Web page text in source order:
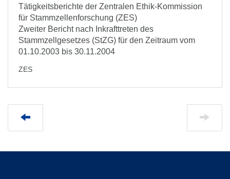
Tätigkeitsberichte der Zentralen Ethik-Kommission
für Stammzellenforschung (ZES)
Zweiter Bericht nach Inkrafttreten des
Stammzellgesetzes (StZG) für den Zeitraum vom
01.10.2003 bis 30.11.2004
ZES